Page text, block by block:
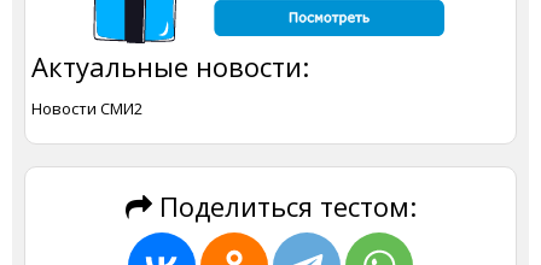
Актуальные новости:
Новости СМИ2
Поделиться тестом: